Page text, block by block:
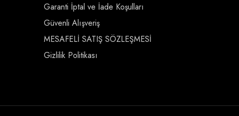
Garanti İptal ve İade Koşulları
Güvenli Alışveriş
MESAFELİ SATIŞ SÖZLEŞMESİ
Gizlilik Politikası